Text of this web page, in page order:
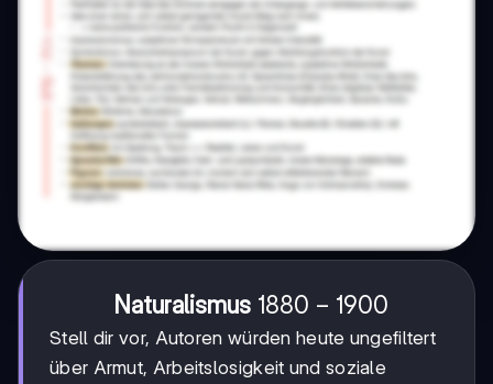
Naturalismus 1880-
1900
1880 − 1900
Stell dir vor, Autoren würden heute ungefiltert
über Armut, Arbeitslosigkeit und soziale